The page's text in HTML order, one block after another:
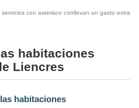
servicios con asterisco conllevan un gasto extra
habitaciones
Liencres
habitaciones